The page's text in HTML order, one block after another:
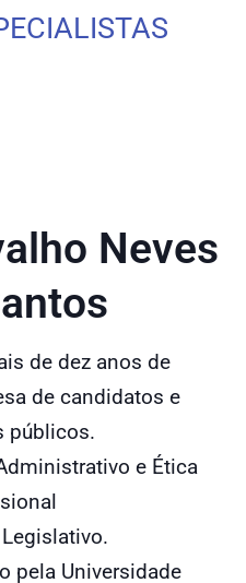
Neves
de dez anos de
de candidatos e
públicos.
e Ética
pela Universidade